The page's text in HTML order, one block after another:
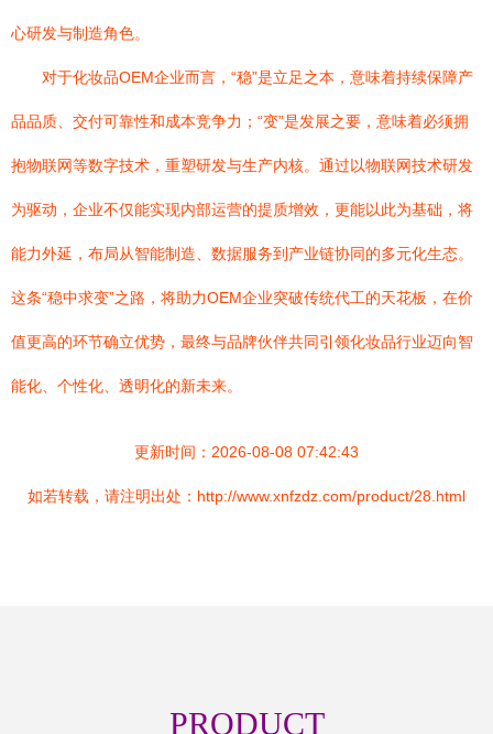
心研发与制造角色。
对于化妆品OEM企业而言，“稳”是立足之本，意味着持续保障产
品品质、交付可靠性和成本竞争力；“变”是发展之要，意味着必须拥
抱物联网等数字技术，重塑研发与生产内核。通过以物联网技术研发
为驱动，企业不仅能实现内部运营的提质增效，更能以此为基础，将
能力外延，布局从智能制造、数据服务到产业链协同的多元化生态。
这条“稳中求变”之路，将助力OEM企业突破传统代工的天花板，在价
值更高的环节确立优势，最终与品牌伙伴共同引领化妆品行业迈向智
能化、个性化、透明化的新未来。
更新时间：2026-08-08 07:42:43
如若转载，请注明出处：http://www.xnfzdz.com/product/28.html
PRODUCT